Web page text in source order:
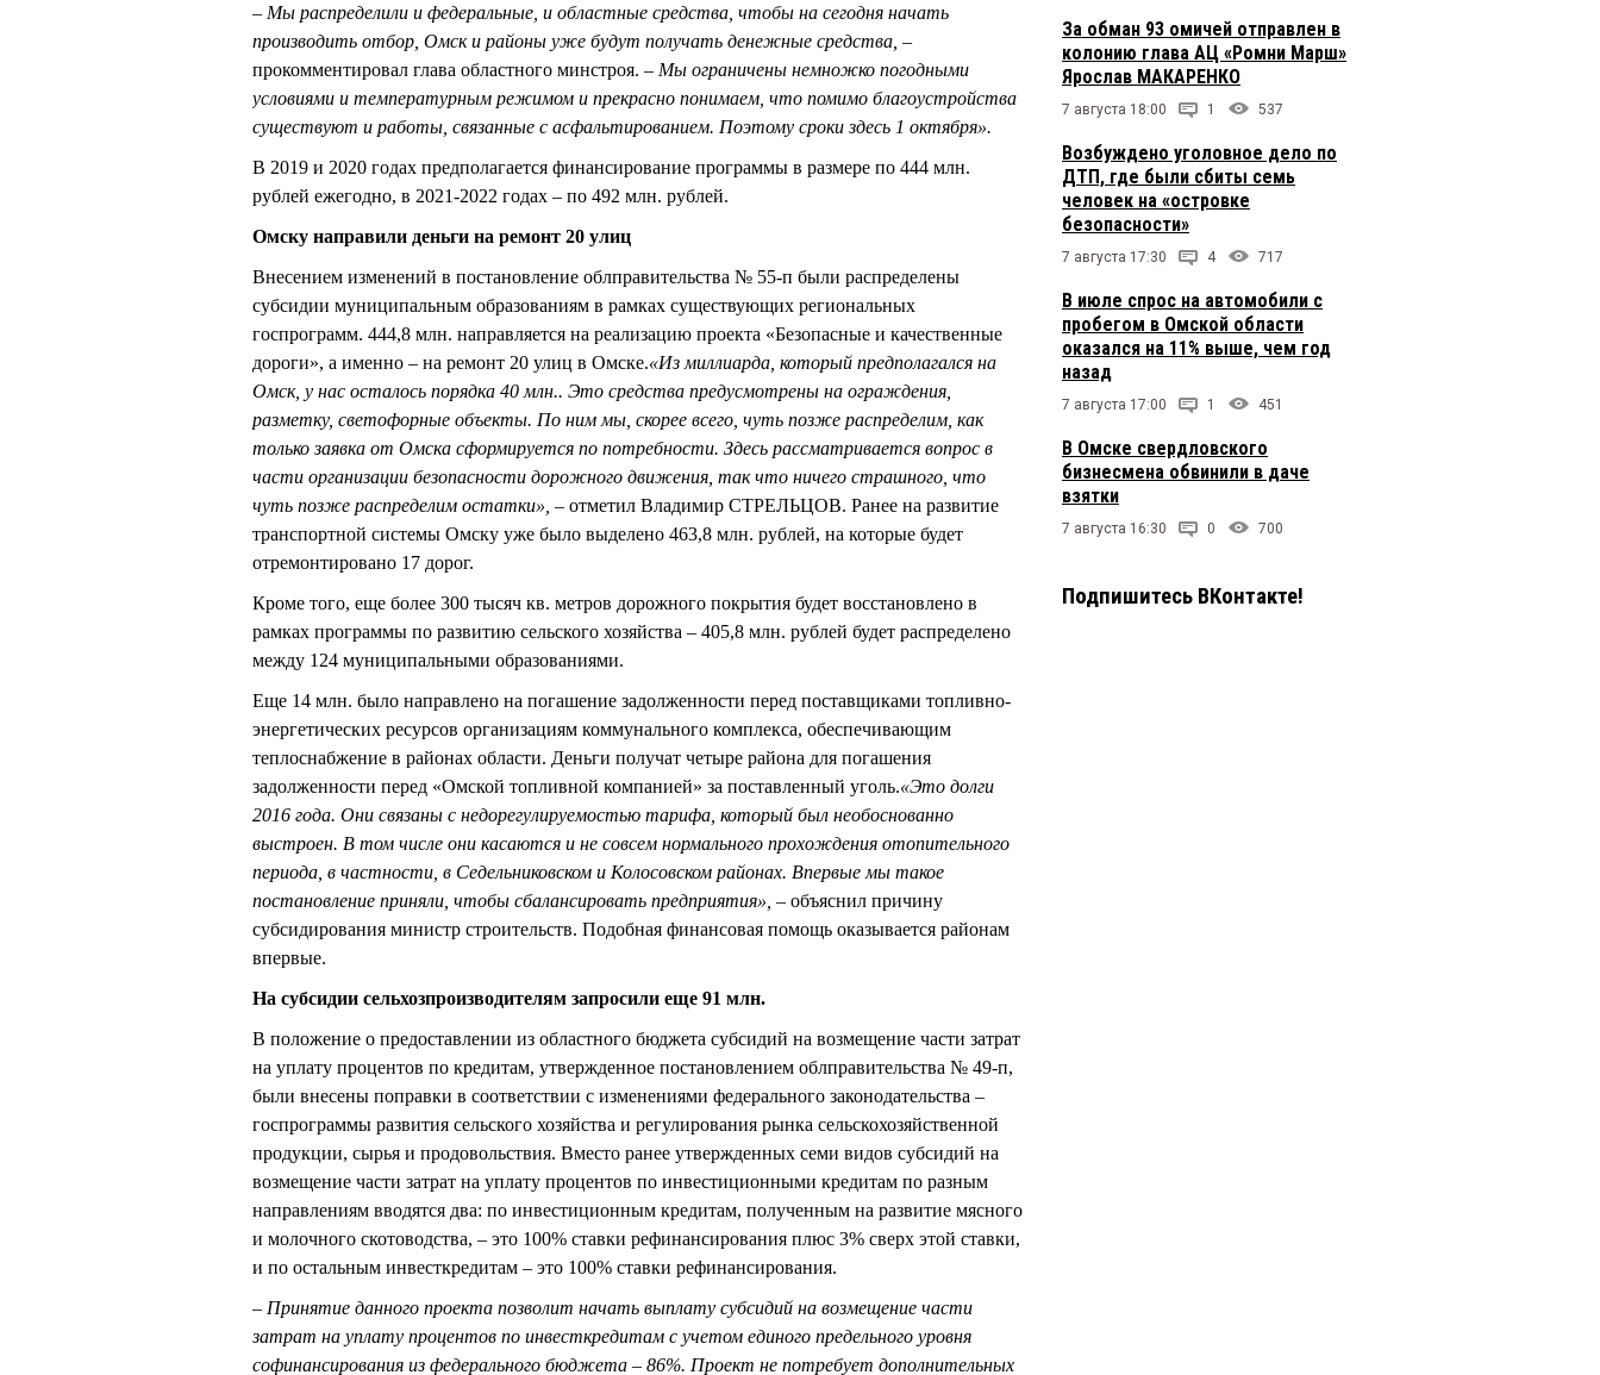
– Мы распределили и федеральные, и областные средства, чтобы на сегодня начать
производить отбор, Омск и районы уже будут получать денежные средства, –
прокомментировал глава областного минстроя. – Мы ограничены немножко погодными
условиями и температурным режимом и прекрасно понимаем, что помимо благоустройства
существуют и работы, связанные с асфальтированием. Поэтому сроки здесь 1 октября».
В 2019 и 2020 годах предполагается финансирование программы в размере по 444 млн.
рублей ежегодно, в 2021-2022 годах – по 492 млн. рублей.
Омску направили деньги на ремонт 20 улиц
Внесением изменений в постановление облправительства № 55-п были распределены
субсидии муниципальным образованиям в рамках существующих региональных
госпрограмм. 444,8 млн. направляется на реализацию проекта «Безопасные и качественные
дороги», а именно – на ремонт 20 улиц в Омске.«Из миллиарда, который предполагался на
Омск, у нас осталось порядка 40 млн.. Это средства предусмотрены на ограждения,
разметку, светофорные объекты. По ним мы, скорее всего, чуть позже распределим, как
только заявка от Омска сформируется по потребности. Здесь рассматривается вопрос в
части организации безопасности дорожного движения, так что ничего страшного, что
чуть позже распределим остатки», – отметил Владимир СТРЕЛЬЦОВ. Ранее на развитие
транспортной системы Омску уже было выделено 463,8 млн. рублей, на которые будет
отремонтировано 17 дорог.
Кроме того, еще более 300 тысяч кв. метров дорожного покрытия будет восстановлено в
рамках программы по развитию сельского хозяйства – 405,8 млн. рублей будет распределено
между 124 муниципальными образованиями.
Еще 14 млн. было направлено на погашение задолженности перед поставщиками топливно-
энергетических ресурсов организациям коммунального комплекса, обеспечивающим
теплоснабжение в районах области. Деньги получат четыре района для погашения
задолженности перед «Омской топливной компанией» за поставленный уголь.«Это долги
2016 года. Они связаны с недорегулируемостью тарифа, который был необоснованно
выстроен. В том числе они касаются и не совсем нормального прохождения отопительного
периода, в частности, в Седельниковском и Колосовском районах. Впервые мы такое
постановление приняли, чтобы сбалансировать предприятия», – объяснил причину
субсидирования министр строительств. Подобная финансовая помощь оказывается районам
впервые.
На субсидии сельхозпроизводителям запросили еще 91 млн.
В положение о предоставлении из областного бюджета субсидий на возмещение части затрат
на уплату процентов по кредитам, утвержденное постановлением облправительства № 49-п,
были внесены поправки в соответствии с изменениями федерального законодательства –
госпрограммы развития сельского хозяйства и регулирования рынка сельскохозяйственной
продукции, сырья и продовольствия. Вместо ранее утвержденных семи видов субсидий на
возмещение части затрат на уплату процентов по инвестиционными кредитам по разным
направлениям вводятся два: по инвестиционным кредитам, полученным на развитие мясного
и молочного скотоводства, – это 100% ставки рефинансирования плюс 3% сверх этой ставки,
и по остальным инвесткредитам – это 100% ставки рефинансирования.
– Принятие данного проекта позволит начать выплату субсидий на возмещение части
затрат на уплату процентов по инвесткредитам с учетом единого предельного уровня
софинансирования из федерального бюджета – 86%. Проект не потребует дополнительных
За обман 93 омичей отправлен в
колонию глава АЦ «Ромни Марш»
Ярослав МАКАРЕНКО
7 августа 18:00 1 537
Возбуждено уголовное дело по
ДТП, где были сбиты семь
человек на «островке
безопасности»
7 августа 17:30 4 717
В июле спрос на автомобили с
пробегом в Омской области
оказался на 11% выше, чем год
назад
7 августа 17:00 1 451
В Омске свердловского
бизнесмена обвинили в даче
взятки
7 августа 16:30 0 700
Подпишитесь ВКонтакте!